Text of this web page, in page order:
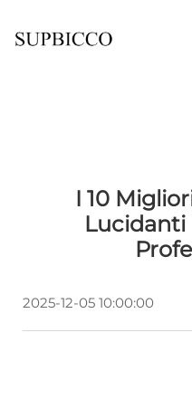
I 10
Lucidanti
2025-12-05 10:00:00